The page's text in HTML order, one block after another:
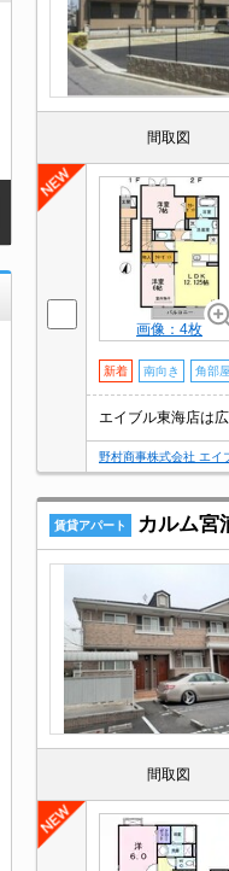
間取図
画像：4枚
新着 南向き 角部屋
エイブル東海店は
野村商事株式会社 エイ
賃貸アパート カルム宮
間取図